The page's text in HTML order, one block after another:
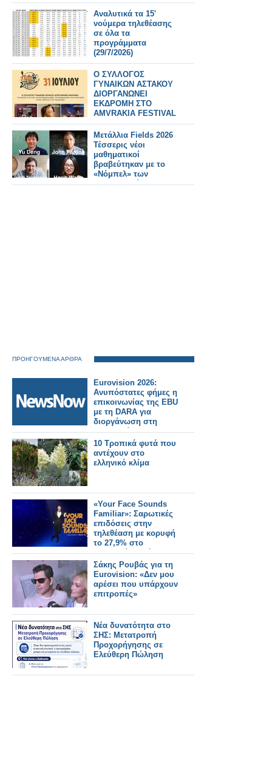
Αναλυτικά τα 15'
νούμερα τηλεθέασης
σε όλα τα
προγράμματα
(29/7/2026)
Ο ΣΥΛΛΟΓΟΣ
ΓΥΝΑΙΚΩΝ ΑΣΤΑΚΟΥ
ΔΙΟΡΓΑΝΩΝΕΙ
ΕΚΔΡΟΜΗ ΣΤΟ
AMVRAKIA FESTIVAL
ΣΤΙΣ 31/7/2026 ΣΤΗ
ΣΥΝΑΥΛΙΑ
ΧΑΤΖΗΦΡΑΓΚΕΤΑ
ΚΑΡΑΠΑΤΑΚΗ ΠΥΞ
ΛΑΞ
Μετάλλια Fields 2026
Τέσσερις νέοι
μαθηματικοί
βραβεύτηκαν με το
«Νόμπελ» των
Μαθηματικών
ΠΡΟΗΓΟΥΜΕΝΑ ΑΡΘΡΑ
Eurovision 2026:
Ανυπόστατες φήμες η
επικοινωνίας της EBU
με τη DARA για
διοργάνωση στη
Βουλγαρία...
10 Τροπικά φυτά που
αντέχουν στο
ελληνικό κλίμα
«Your Face Sounds
Familiar»: Σαρωτικές
επιδόσεις στην
τηλεθέαση με κορυφή
το 27,9% στο
δυναμικό κοινό
Σάκης Ρουβάς για τη
Eurovision: «Δεν μου
αρέσει που υπάρχουν
επιτροπές»
Νέα δυνατότητα στο
ΣΗΣ: Μετατροπή
Προχορήγησης σε
Ελεύθερη Πώληση